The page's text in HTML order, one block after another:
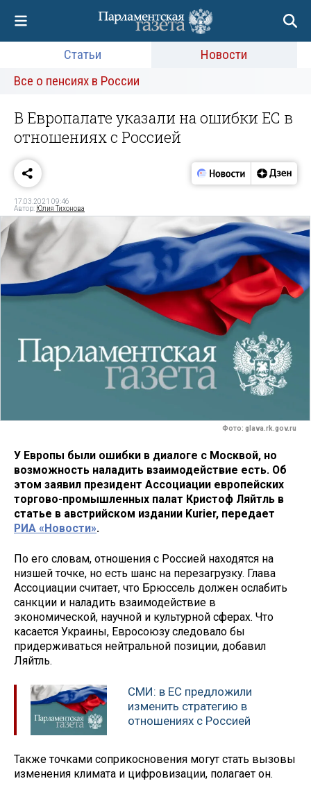
Статьи
Новости
Все о пенсиях в России
В Европалате указали на ошибки ЕС в
отношениях с Россией
17.03.2021 09:46
Автор: Юлия Тихонова
Фото: glava.rk.gov.ru
У Европы были ошибки в диалоге с Москвой, но
возможность наладить взаимодействие есть. Об
этом заявил президент Ассоциации европейских
торгово-промышленных палат Кристоф Ляйтль в
статье в австрийском издании Kurier, передает
РИА «Новости».
По его словам, отношения с Россией находятся на
низшей точке, но есть шанс на перезагрузку. Глава
Ассоциации считает, что Брюссель должен ослабить
санкции и наладить взаимодействие в
экономической, научной и культурной сферах. Что
касается Украины, Евросоюзу следовало бы
придерживаться нейтральной позиции, добавил
Ляйтль.
СМИ: в ЕС предложили
изменить стратегию в
отношениях с Россией
Также точками соприкосновения могут стать вызовы
изменения климата и цифровизации, полагает он.